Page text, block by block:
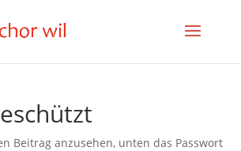
Beitrag anzusehen, unten das Passwort